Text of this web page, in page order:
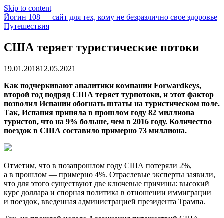
Skip to content
Йогин 108 — сайт для тех, кому не безразлично свое здоровье
Путешествия
США теряет туристические потоки
19.01.201812.05.2021
Как подчеркивают аналитики компании Forwardkeys,
второй год подряд США теряет турпотоки, и этот фактор
позволил Испании обогнать штаты на туристическом поле.
Так, Испания приняла в прошлом году 82 миллиона
туристов, что на 9% больше, чем в 2016 году. Количество
поездок в США составило примерно 73 миллиона.
Отметим, что в позапрошлом году США потеряли 2%,
а в прошлом — примерно 4%. Отраслевые эксперты заявили,
что для этого существуют две ключевые причины: высокий
курс доллара и спорная политика в отношении иммиграции
и поездок, введенная администрацией президента Трампа.